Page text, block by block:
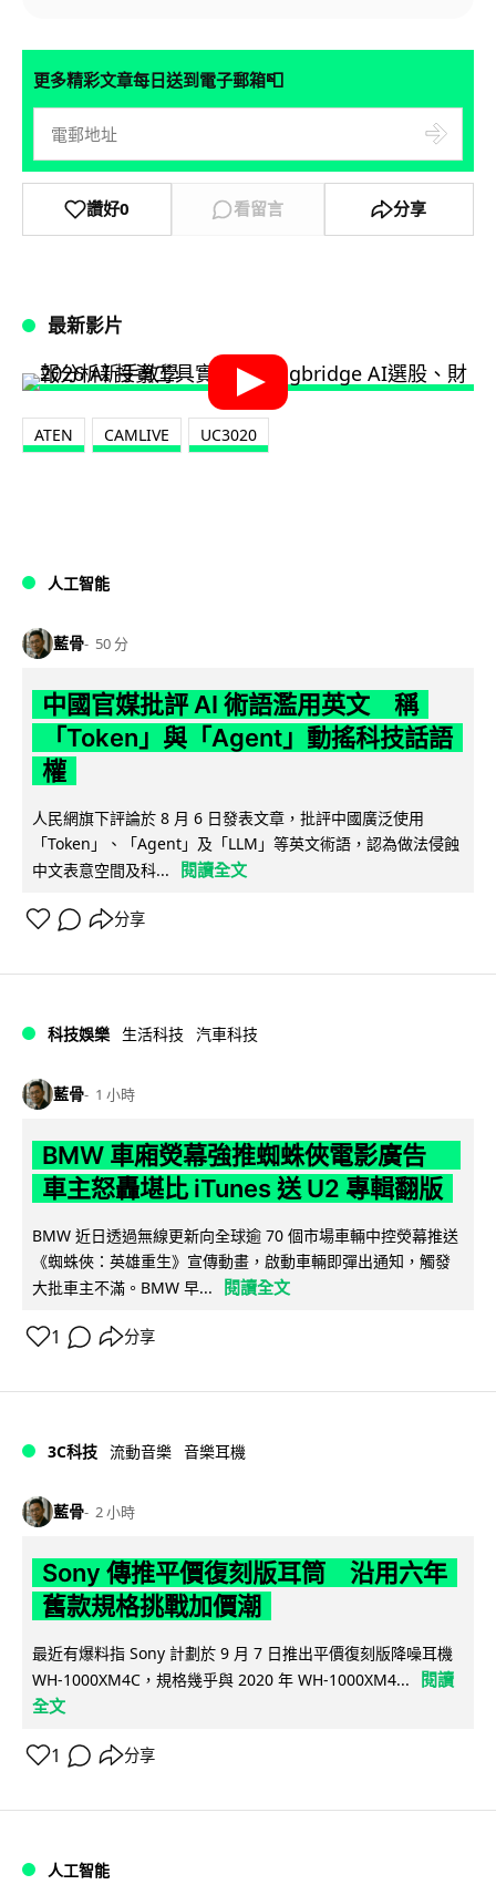
更多精彩文章每日送到電子郵箱📮
讚好0 看留言 分享
最新影片
ATEN CAMLIVE UC3020
人工智能
藍骨 50 分
中國官媒批評 AI 術語濫用英文 稱
「Token」與「Agent」動搖科技話語
權
人民網旗下評論於 8 月 6 日發表文章，批評中國廣泛使用
「Token」、「Agent」及「LLM」等英文術語，認為做法侵蝕
中文表意空間及科...
閱讀全文
分享
科技娛樂 生活科技 汽車科技
藍骨 1 小時
BMW 車廂熒幕強推蜘蛛俠電影廣告
車主怒轟堪比 iTunes 送 U2 專輯翻版
BMW 近日透過無線更新向全球逾 70 個市場車輛中控熒幕推送
《蜘蛛俠：英雄重生》宣傳動畫，啟動車輛即彈出通知，觸發
大批車主不滿。BMW 早...
閱讀全文
1 分享
3C科技 流動音樂 音樂耳機
藍骨 2 小時
Sony 傳推平價復刻版耳筒 沿用六年
舊款規格挑戰加價潮
最近有爆料指 Sony 計劃於 9 月 7 日推出平價復刻版降噪耳機
WH-1000XM4C，規格幾乎與 2020 年 WH-1000XM4...
閱讀
全文
1 分享
人工智能